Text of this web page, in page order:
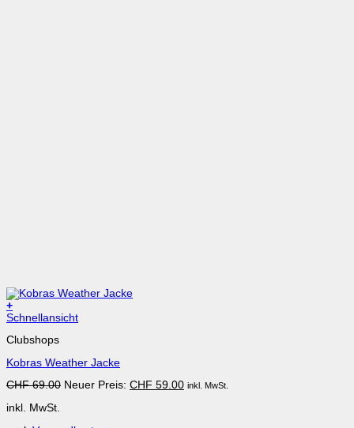
+
Dieses
weist
Varianten
Die
können
Schnellansicht
Clubshops
Kobras Weather Jacke
CHF69.00 Ursprünglicher
Neuer Preis: CHF 59.00Aktueller
inkl. MwSt.
inkl. MwSt.